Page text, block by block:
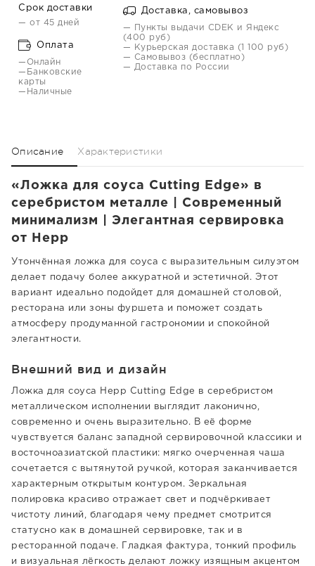
Срок доставки
— от 45 дней
Оплата
—Онлайн
—Банковские
карты
—Наличные
Доставка, самовывоз
— Пункты выдачи CDEK и Яндекс
(400 руб)
— Курьерская доставка (1 100 руб)
— Самовывоз (бесплатно)
— Доставка по России
Описание Характеристики
«Ложка для соуса Cutting Edge» в
серебристом металле | Современный
минимализм | Элегантная сервировка
от Hepp
Утончённая ложка для соуса с выразительным силуэтом
делает подачу более аккуратной и эстетичной. Этот
вариант идеально подойдет для домашней столовой,
ресторана или зоны фуршета и поможет создать
атмосферу продуманной гастрономии и спокойной
элегантности.
Внешний вид и дизайн
Ложка для соуса Hepp Cutting Edge в серебристом
металлическом исполнении выглядит лаконично,
современно и очень выразительно. В её форме
чувствуется баланс западной сервировочной классики и
восточноазиатской пластики: мягко очерченная чаша
сочетается с вытянутой ручкой, которая заканчивается
характерным открытым контуром. Зеркальная
полировка красиво отражает свет и подчёркивает
чистоту линий, благодаря чему предмет смотрится
статусно как в домашней сервировке, так и в
ресторанной подаче. Гладкая фактура, тонкий профиль
и визуальная лёгкость делают ложку изящным акцентом